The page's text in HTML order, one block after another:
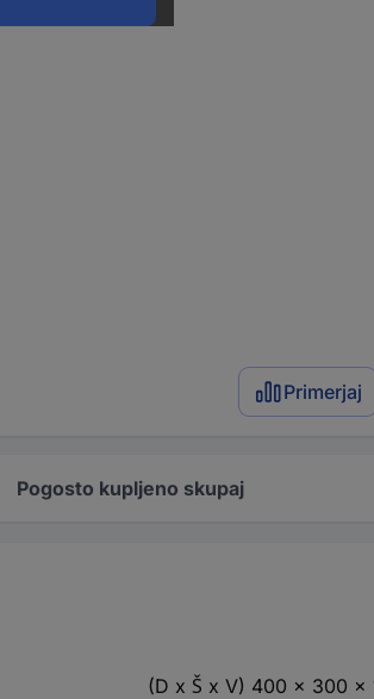
Primerjaj
Pogosto kupljeno skupaj
(D x Š x V) 400 x 300 x